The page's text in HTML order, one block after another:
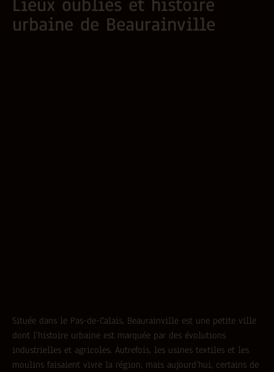
urbaine de Beaurainville
Située dans le Pas-de-Calais, Beaurainville est une petite ville
dont l’histoire urbaine est marquée par des évolutions
industrielles et agricoles. Autrefois, les usines textiles et les
moulins faisaient vivre la région, mais aujourd’hui, certains de